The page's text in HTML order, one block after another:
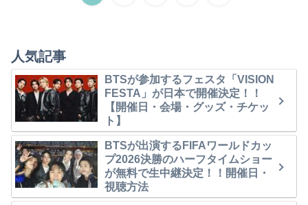
人気記事
BTSが参加するフェスタ「VISION
FESTA」が日本で開催決定！！
【開催日・会場・グッズ・チケッ
ト】
BTSが出演するFIFAワールドカッ
プ2026決勝のハーフタイムショー
が無料で生中継決定！！開催日・
視聴方法